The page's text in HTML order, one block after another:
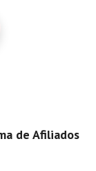
de Afiliados